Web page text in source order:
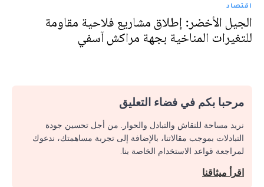
اقتصاد
الجيل الأخضر: إطلاق مشاريع فلاحية مقاومة
للتغيرات المناخية بجهة مراكش آسفي
مرحبا بكم في فضاء التعليق
نريد مساحة للنقاش والتبادل والحوار. من أجل تحسين جودة
التبادلات بموجب مقالاتنا، بالإضافة إلى تجربة مساهمتك، ندعوك
لمراجعة قواعد الاستخدام الخاصة بنا.
اقرأ ميثاقنا